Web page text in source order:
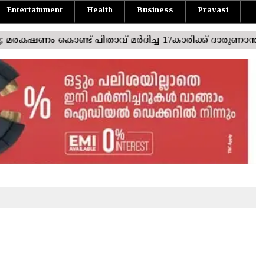
Entertainment Health Business Pravasi